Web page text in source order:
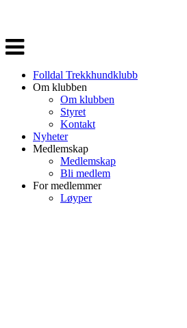
Veksle
navigasjon
Folldal Trekkhundklubb
Om klubben
Om klubben
Styret
Kontakt
Nyheter
Medlemskap
Medlemskap
Bli medlem
For medlemmer
Løyper